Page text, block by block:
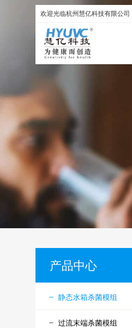
欢迎光临杭州慧亿科技有限公司
产品中心
静态水箱杀菌模组
过流末端杀菌模组